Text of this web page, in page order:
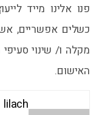
פנו אלינו מייד
כשלים אפשריים,
מקלה ו/ שינוי
האישום.
lilach